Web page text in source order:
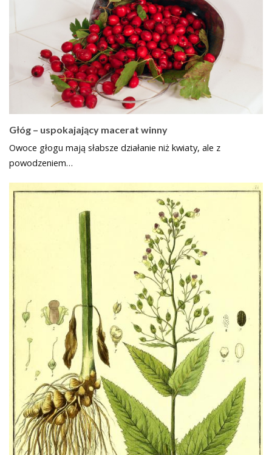
Głóg – uspokajający macerat winny
Owoce głogu mają słabsze działanie niż kwiaty, ale z
powodzeniem…